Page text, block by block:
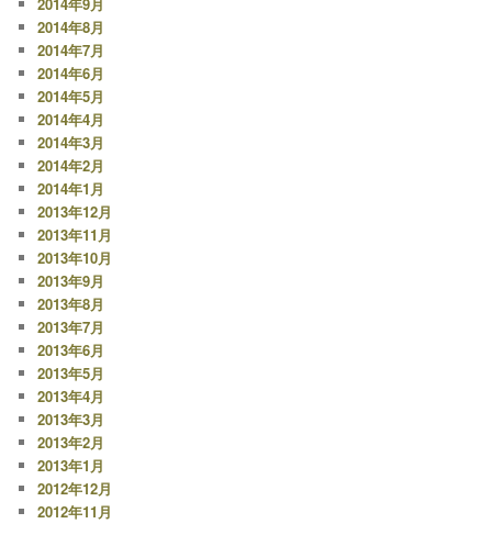
2014年9月
2014年8月
2014年7月
2014年6月
2014年5月
2014年4月
2014年3月
2014年2月
2014年1月
2013年12月
2013年11月
2013年10月
2013年9月
2013年8月
2013年7月
2013年6月
2013年5月
2013年4月
2013年3月
2013年2月
2013年1月
2012年12月
2012年11月